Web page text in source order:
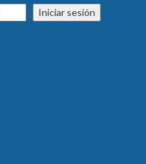
Iniciar sesión